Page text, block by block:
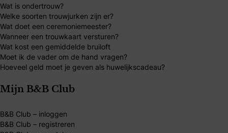
Wat is ondertrouw?
Welke soorten trouwjurken zijn er?
Wat doet een ceremoniemeester?
Wanneer een trouwkaart versturen?
Wat kost een gemiddelde bruiloft
Moet ik de vader om de hand vragen?
Hoeveel geld moet je geven als huwelijkscadeau?
Mijn B&B Club
B&B Club – inloggen
B&B Club – registreren